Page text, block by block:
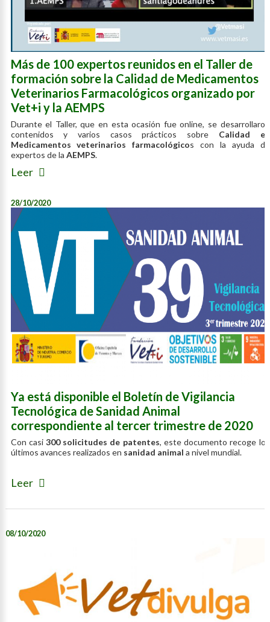
Más de 100 expertos reunidos en el Taller de
formación sobre la Calidad de Medicamentos
Veterinarios Farmacológicos organizado por
Vet+i y la AEMPS
Durante el Taller, que en esta ocasión fue online, se desarrollaron
contenidos y varios casos prácticos sobre Calidad en
Medicamentos veterinarios farmacológicos con la ayuda de
expertos de la AEMPS.
Leer
28/10/2020
Ya está disponible el Boletín de Vigilancia
Tecnológica de Sanidad Animal
correspondiente al tercer trimestre de 2020
Con casi300 solicitudes de patentes, este documento recoge los
últimos avances realizados en sanidad animal a nivel mundial.
Leer
08/10/2020